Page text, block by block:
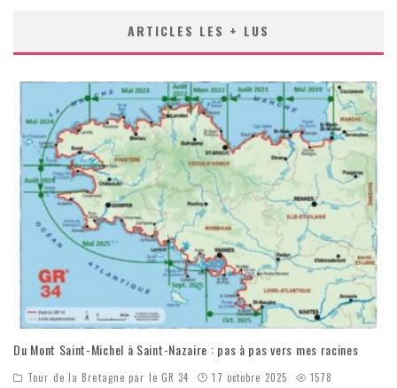
ARTICLES LES + LUS
Du Mont Saint-Michel à Saint-Nazaire : pas à pas vers mes racines
Tour de la Bretagne par le GR 34 17 octobre 2025 1578